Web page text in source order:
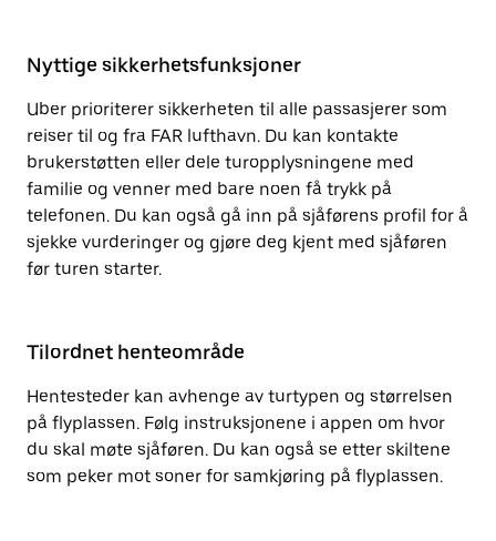
Nyttige sikkerhetsfunksjoner
Uber prioriterer sikkerheten til alle passasjerer som
reiser til og fra FAR lufthavn. Du kan kontakte
brukerstøtten eller dele turopplysningene med
familie og venner med bare noen få trykk på
telefonen. Du kan også gå inn på sjåførens profil for å
sjekke vurderinger og gjøre deg kjent med sjåføren
før turen starter.
Tilordnet henteområde
Hentesteder kan avhenge av turtypen og størrelsen
på flyplassen. Følg instruksjonene i appen om hvor
du skal møte sjåføren. Du kan også se etter skiltene
som peker mot soner for samkjøring på flyplassen.